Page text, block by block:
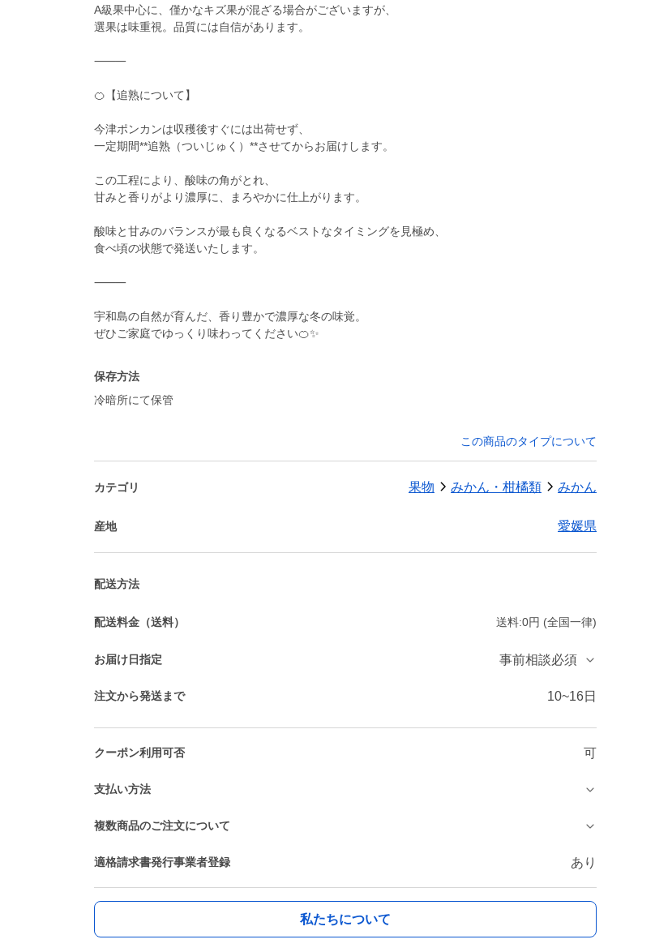
A級果中心に、僅かなキズ果が混ざる場合がございますが、
選果は味重視。品質には自信があります。
⸻
🍊【追熟について】
今津ポンカンは収穫後すぐには出荷せず、
一定期間**追熟（ついじゅく）**させてからお届けします。
この工程により、酸味の角がとれ、
甘みと香りがより濃厚に、まろやかに仕上がります。
酸味と甘みのバランスが最も良くなるベストなタイミングを見極め、
食べ頃の状態で発送いたします。
⸻
宇和島の自然が育んだ、香り豊かで濃厚な冬の味覚。
ぜひご家庭でゆっくり味わってください🍊✨
保存方法
冷暗所にて保管
この商品のタイプについて
カテゴリ 果物 みかん・柑橘類 みかん
産地 愛媛県
配送方法
配送料金（送料） 送料:0円 (全国一律)
お届け日指定 事前相談必須
注文から発送まで 10~16日
クーポン利用可否 可
支払い方法
複数商品のご注文について
適格請求書発行事業者登録 あり
私たちについて